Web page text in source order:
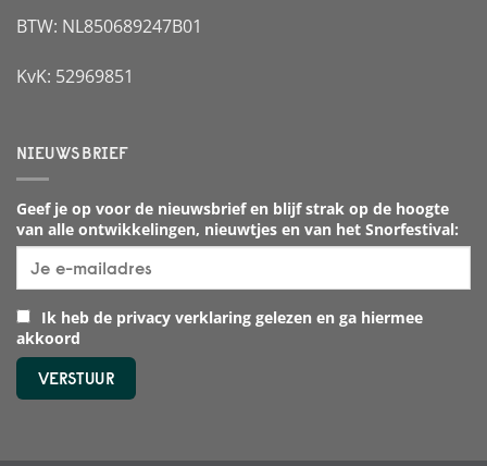
BTW: NL850689247B01
KvK: 52969851
NIEUWSBRIEF
Geef je op voor de nieuwsbrief en blijf strak op de hoogte
van alle ontwikkelingen, nieuwtjes en van het Snorfestival:
Ik heb de privacy verklaring gelezen en ga hiermee
akkoord